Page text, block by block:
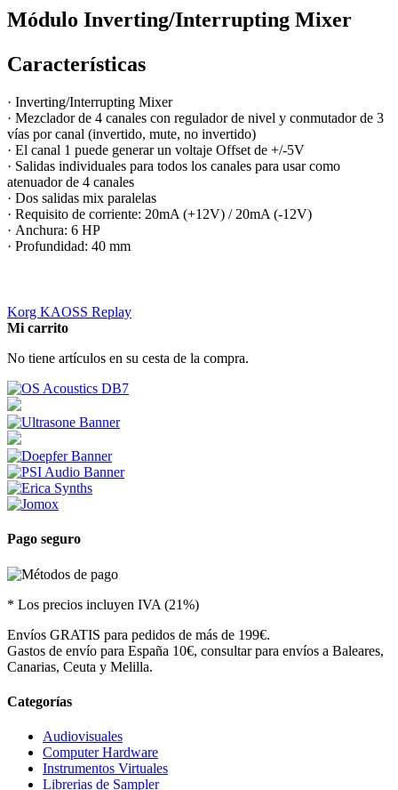
Módulo Inverting/Interrupting Mixer
Características
· Inverting/Interrupting Mixer
· Mezclador de 4 canales con regulador de nivel y conmutador de 3
vías por canal (invertido, mute, no invertido)
· El canal 1 puede generar un voltaje Offset de +/-5V
· Salidas individuales para todos los canales para usar como
atenuador de 4 canales
· Dos salidas mix paralelas
· Requisito de corriente: 20mA (+12V) / 20mA (-12V)
· Anchura: 6 HP
· Profundidad: 40 mm
Korg KAOSS Replay
Mi carrito
No tiene artículos en su cesta de la compra.
Pago seguro
* Los precios incluyen IVA (21%)
Envíos GRATIS para pedidos de más de 199€.
Gastos de envío para España 10€, consultar para envíos a Baleares,
Canarias, Ceuta y Melilla.
Categorías
Audiovisuales
Computer Hardware
Instrumentos Virtuales
Librerias de Sampler